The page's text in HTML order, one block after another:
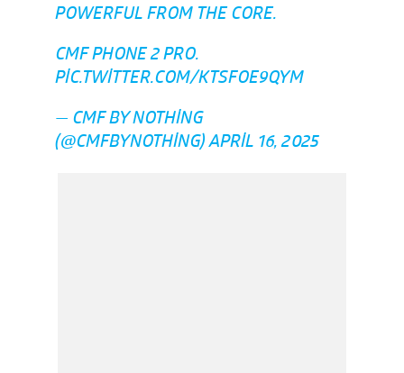
POWERFUL FROM THE CORE.
CMF PHONE 2 PRO.
PIC.TWITTER.COM/KTSFOE9QYM
— CMF BY NOTHING
(@CMFBYNOTHING)APRIL 16, 2025